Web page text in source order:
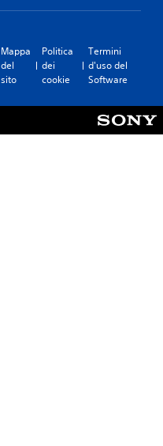
Mappa
del
sito
Politica
dei
cookie
Termini
d'uso del
Software